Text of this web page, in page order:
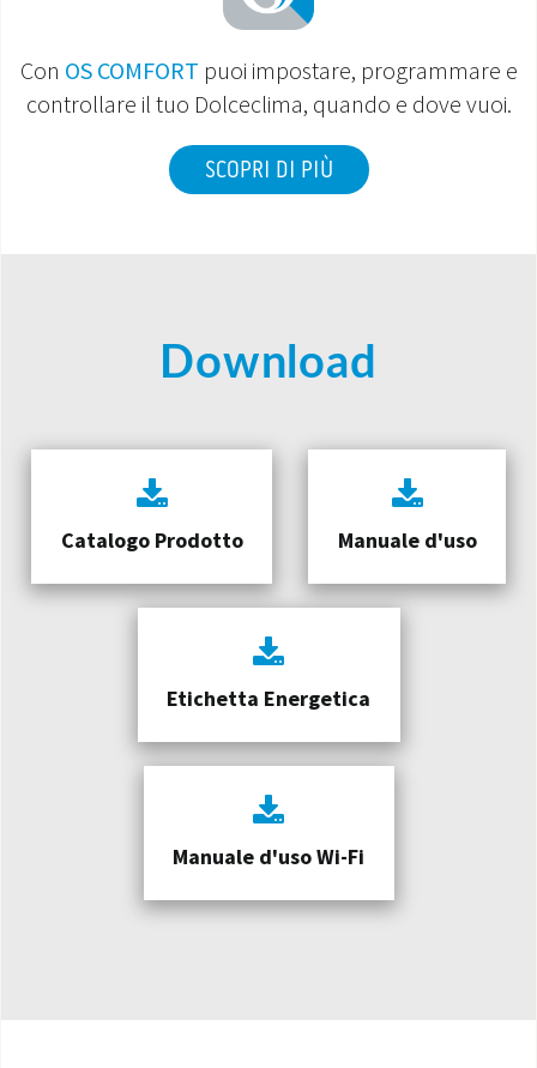
Con OS COMFORT puoi impostare, programmare e
controllare il tuo Dolceclima, quando e dove vuoi.
SCOPRI DI PIÙ
Download
Catalogo Prodotto Manuale d'uso
Etichetta Energetica
Manuale d'uso Wi-Fi